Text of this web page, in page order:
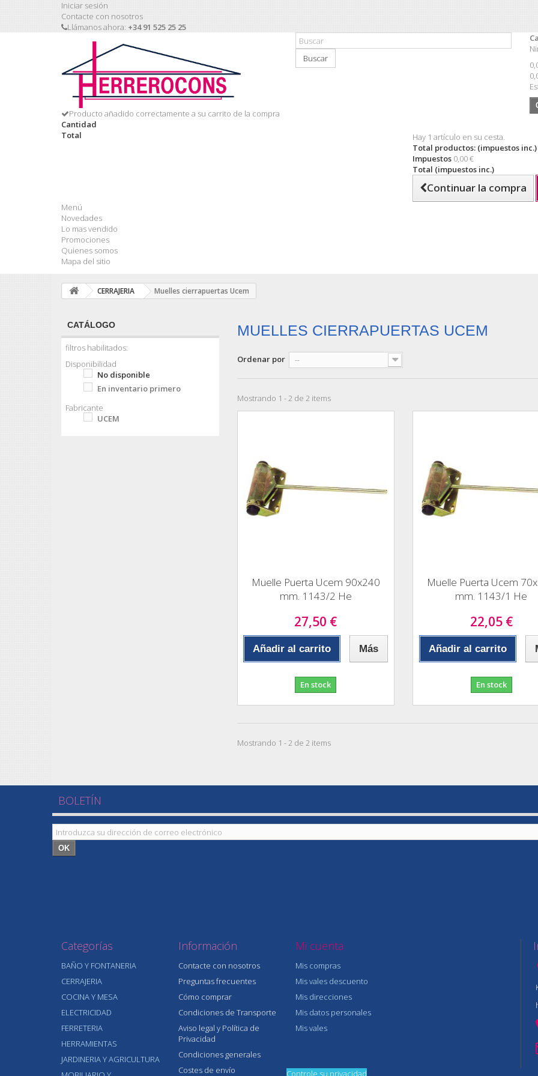
Iniciar sesión
Contacte con nosotros
Llámanos ahora: +34 91 525 25 25
Buscar
Producto añadido correctamente a su carrito de la compra
Cantidad
Total
Hay 1 artículo en su cesta.
Total productos: (impuestos inc.)
Impuestos 0,00 €
Total (impuestos inc.)
Continuar la compra
Menú
Novedades
Lo mas vendido
Promociones
Quienes somos
Mapa del sitio
CERRAJERIA Muelles cierrapuertas Ucem
CATÁLOGO
filtros habilitados:
Disponibilidad
No disponible
En inventario primero
Fabricante
UCEM
MUELLES CIERRAPUERTAS UCEM
Ordenar por --
Mostrando 1 - 2 de 2 items
Muelle Puerta Ucem 90x240
mm. 1143/2 He
27,50 €
Añadir al carrito Más
En stock
Muelle Puerta Ucem
mm. 1143/1 He
22,05 €
Añadir al carrito
En stock
Mostrando 1 - 2 de 2 items
BOLETÍN
OK
Categorías
BAÑO Y FONTANERIA
CERRAJERIA
COCINA Y MESA
ELECTRICIDAD
FERRETERIA
HERRAMIENTAS
JARDINERIA Y AGRICULTURA
Información
Contacte con nosotros
Preguntas frecuentes
Cómo comprar
Condiciones de Transporte
Aviso legal y Política de
Privacidad
Condiciones generales
Costes de envío
Mi cuenta
Mis compras
Mis vales descuento
Mis direcciones
Mis datos personales
Mis vales